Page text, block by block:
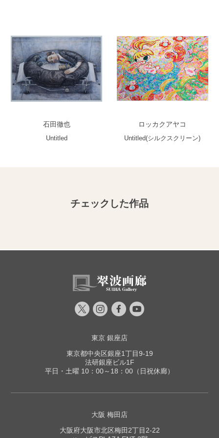
石田徹也
Untitled
ロッカクアヤコ
Untitled(シルクスクリーン)
チェックした作品
東京 銀座店
東京都中央区銀座1丁目9-19
法研銀座ビル1F
平日・土曜 10：00～18：00（日祝休廊）
大阪 梅田店
大阪府大阪市北区梅田2丁目2-22